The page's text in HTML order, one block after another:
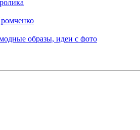
образы, идеи с фото